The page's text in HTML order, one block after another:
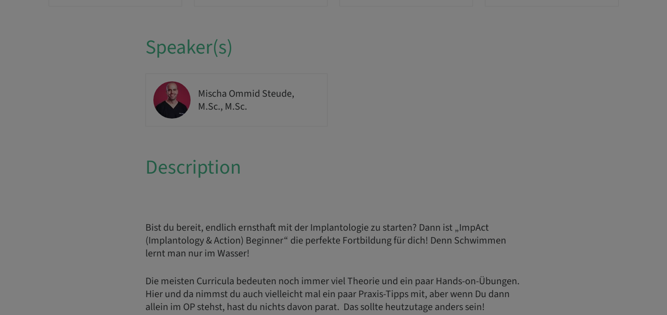
Speaker(s)
Mischa Ommid Steude,
M.Sc., M.Sc.
Description
Bist du bereit, endlich ernsthaft mit der Implantologie zu starten? Dann ist „ImpAct
(Implantology & Action) Beginner“ die perfekte Fortbildung für dich! Denn Schwimmen
lernt man nur im Wasser!
Die meisten Curricula bedeuten noch immer viel Theorie und ein paar Hands-on-Übungen.
Hier und da nimmst du auch vielleicht mal ein paar Praxis-Tipps mit, aber wenn Du dann
allein im OP stehst, hast du nichts davon parat. Das sollte heutzutage anders sein!